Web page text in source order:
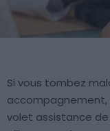
Si vous tombez
accompagnement,
volet assistance de